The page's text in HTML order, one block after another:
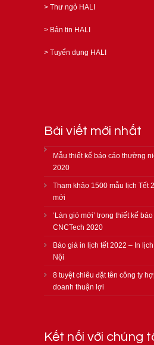
> Thư ngỏ HALI
> Bản tin HALI
> Tuyển dụng HALI
Bài viết mới nhất
Mẫu thiết kế báo cáo thường
2020
Tham khảo 1500 mẫu lịch Tết
mới
‘Làn gió mới’ trong thiết kế
CNCTech 2020
Báo giá in lịch tết 2022 – In
Nội
8 tuyệt chiêu đặt tên công ty
doanh thuận lợi
Kết nối với chúng